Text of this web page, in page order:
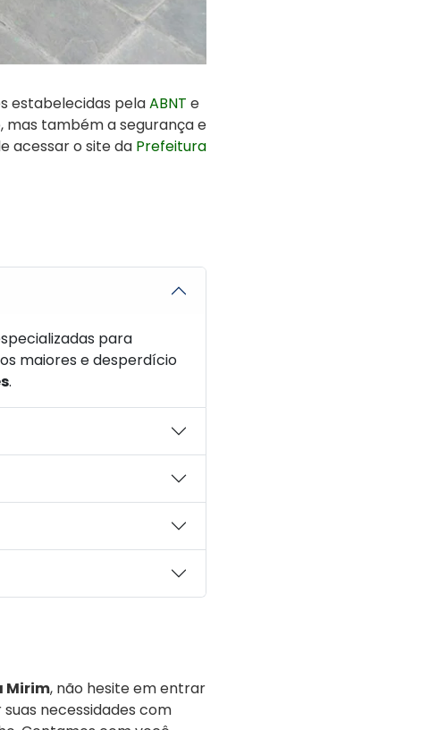
estabelecidas pelaABNT e
mas também a segurança e
acessar o site da Prefeitura
para
maiores e desperdício
.
Mirim, não hesite em entrar
necessidades com